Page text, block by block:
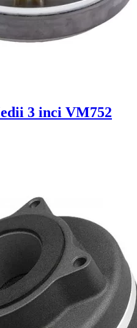
3 inci VM752